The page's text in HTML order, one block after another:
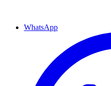
WhatsApp